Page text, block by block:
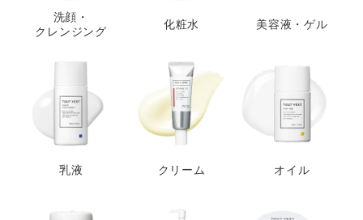
洗顔・
クレンジング
化粧水 美容液・ゲル
乳液 クリーム オイル